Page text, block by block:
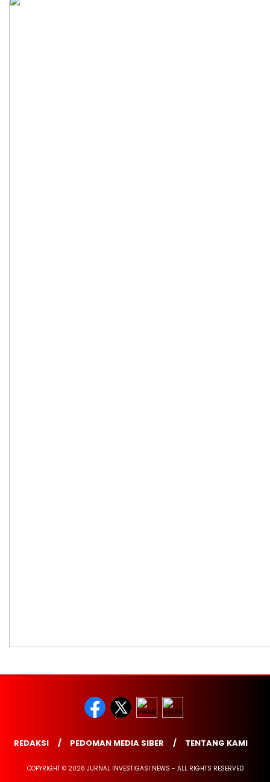
REDAKSI PEDOMAN MEDIA SIBER TENTANG KAMI
COPYRIGHT © 2026 JURNAL INVESTIGASI NEWS - ALL RIGHTS RESERVED